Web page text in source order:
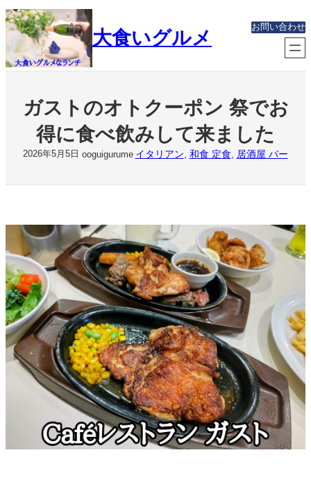
内
容
ス
キ
大食いグルメ お問い合わせ
ガストのオトクーポン 祭でお
得に食べ飲みして来ました
2026年5月5日 ooguigurume イタリアン 和食 定食 居酒屋 バー